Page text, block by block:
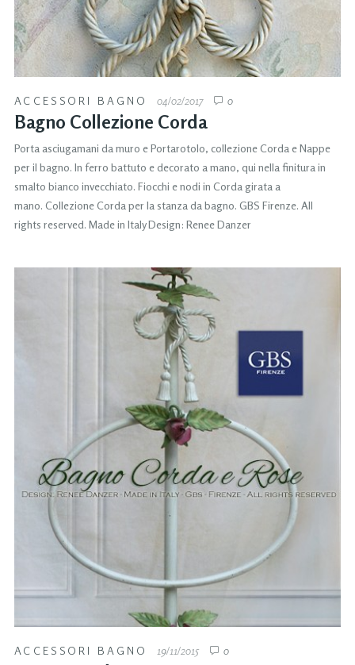
ACCESSORI BAGNO 04/02/2017 0
Bagno Collezione Corda
Porta asciugamani da muro e Portarotolo, collezione Corda e Nappe
per il bagno. In ferro battuto e decorato a mano, qui nella finitura in
smalto bianco invecchiato. Fiocchi e nodi in Corda girata a
mano. Collezione Corda per la stanza da bagno. GBS Firenze. All
rights reserved. Made in Italy Design: Renee Danzer
ACCESSORI BAGNO 19/11/2015 0